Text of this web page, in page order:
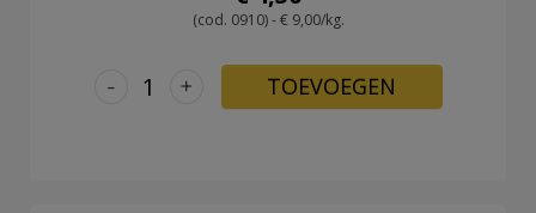
(cod. 0910) - € 9,00/kg.
+
- TOEVOEGEN